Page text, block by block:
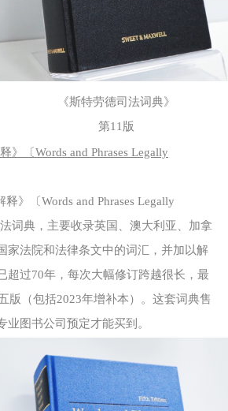
《斯特劳德司法词典》
第11版
》〔Words and Phrases Legally
释》〔Words and Phrases Legally
词典，主要收录英国、澳大利亚、加拿
家法院和法律条文中的词汇，并加以解
超过70年，每次大幅修订跨越很长，最
版（包括2023年增补本）。这套词典售
业图书公司预定才能买到。